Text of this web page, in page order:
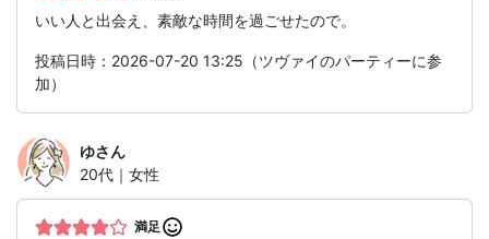
いい人と出会え、素敵な時間を過ごせたので。
投稿日時：2026-07-20 13:25（ツヴァイのパーティーに参
加）
ゆさん
20代｜女性
満足